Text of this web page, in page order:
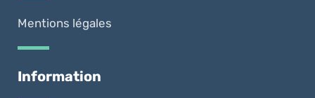
Mentions légales
Information